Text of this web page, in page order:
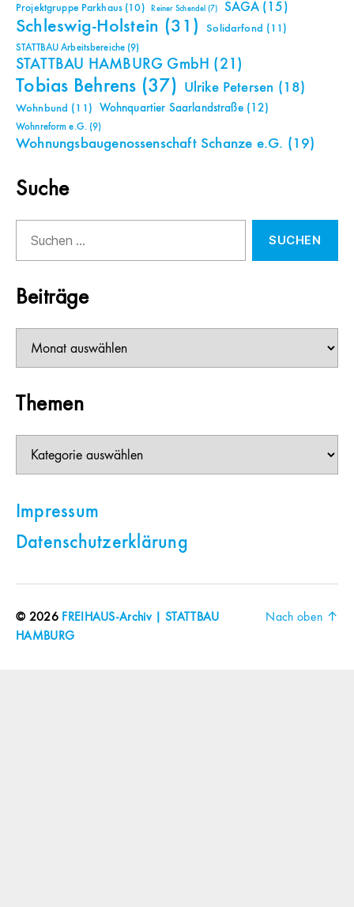
Projektgruppe Parkhaus (10) Reiner Schendel (7) SAGA(15)
Schleswig-Holstein (31) Solidarfond (11)
STATTBAU Arbeitsbereiche (9)
STATTBAU HAMBURG GmbH (21)
Tobias Behrens (37) Ulrike Petersen (18)
Wohnbund (11) Wohnquartier Saarlandstraße(12)
Wohnreform e.G.(9)
Wohnungsbaugenossenschaft Schanze e.G. (19)
Suche
nach:
Beiträge
Themen
Impressum
Datenschutzerklärung
© 2026 FREIHAUS-Archiv | STATTBAU
HAMBURG
Nach oben ↑